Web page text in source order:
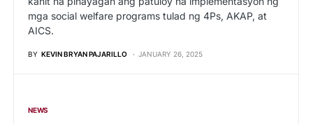
mga social welfare programs tulad ng 4Ps, AKAP, at
AICS.
BY KEVIN BRYAN PAJARILLO JANUARY 26, 2025
NEWS